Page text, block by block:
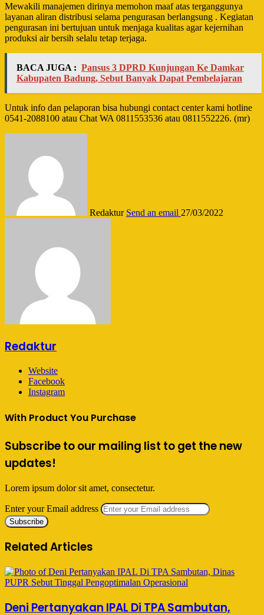
Mewakili manajemen dirinya memohon maaf atas terganggunya
layanan aliran distribusi selama pengurasan berlangsung . Kegiatan
pengurasan ini bertujuan untuk menjaga kualitas agar kejernihan
produksi air bersih selalu tetap terjaga.
BACA JUGA : Pansus 3 DPRD Kunjungan Ke Damkar
Kabupaten Badung, Sebut Banyak Dapat Pembelajaran
Untuk info dan pelaporan bisa hubungi contact center kami hotline
0541-2088100 atau Chat WA 0811553536 atau 0811552226. (mr)
Redaktur Send an email 27/03/2022
Redaktur
Website
Facebook
Instagram
With Product You Purchase
Subscribe to our mailing list to get the new
updates!
Lorem ipsum dolor sit amet, consectetur.
Enter your Email address
Related Articles
Deni Pertanyakan IPAL Di TPA Sambutan,